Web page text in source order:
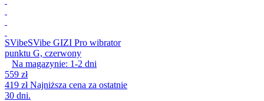
SVibeSVibe GIZI Pro wibrator
punktu G, czerwony
Na magazynie: 1-2 dni
559 zł
419 złNajniższa cena za ostatnie
30 dni.